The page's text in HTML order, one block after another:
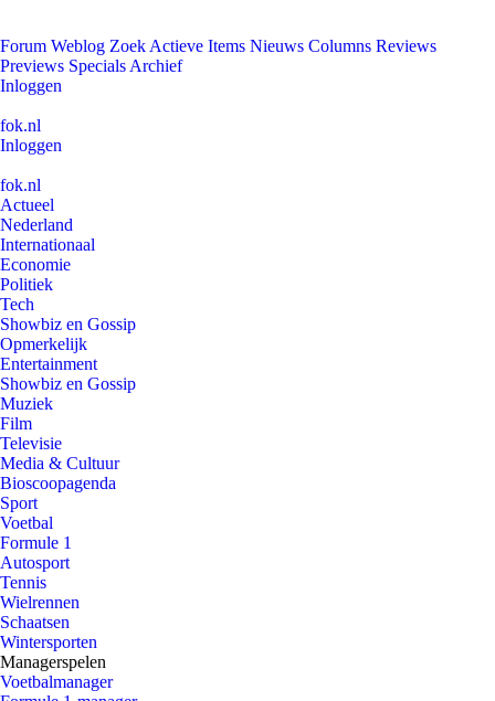
Forum Weblog Zoek Actieve Items Nieuws Columns Reviews
Previews Specials Archief
Inloggen
fok.nl
Inloggen
fok.nl
Actueel
Nederland
Internationaal
Economie
Politiek
Tech
Showbiz en Gossip
Opmerkelijk
Entertainment
Showbiz en Gossip
Muziek
Film
Televisie
Media & Cultuur
Bioscoopagenda
Sport
Voetbal
Formule 1
Autosport
Tennis
Wielrennen
Schaatsen
Wintersporten
Managerspelen
Voetbalmanager